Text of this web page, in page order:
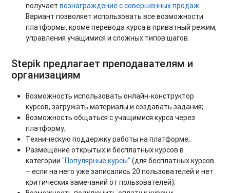
получаетвознаграждение с совершенных продаж.
Вариант позволяет использовать все возможности
платформы, кроме перевода курса в приватный режим,
управления учащимися и сложных типов шагов.
Stepik предлагает преподавателям и
организациям
Возможность использовать онлайн-конструктор
курсов, загружать материалы и создавать задания;
Возможность общаться с учащимися курса через
платформу;
Техническую поддержку работы на платформе;
Размещение открытых и бесплатных курсов в
категории"Популярные курсы" (для бесплатных курсов
– если на него уже записались 20 пользователей и нет
критических замечаний от пользователей);